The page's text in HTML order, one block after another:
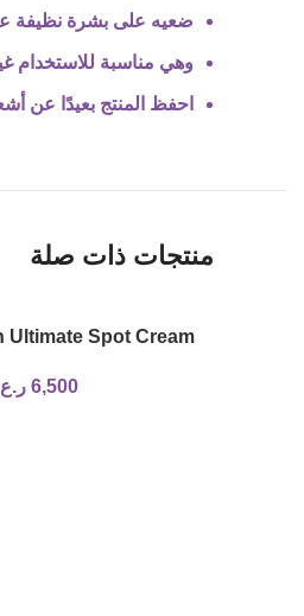
ضعيه على بشرة نظيفة
وهي مناسبة للاستخدام
احفظ المنتج بعيدًا عن
منتجات ذات صلة
Ultimate Spot Cream
6,500